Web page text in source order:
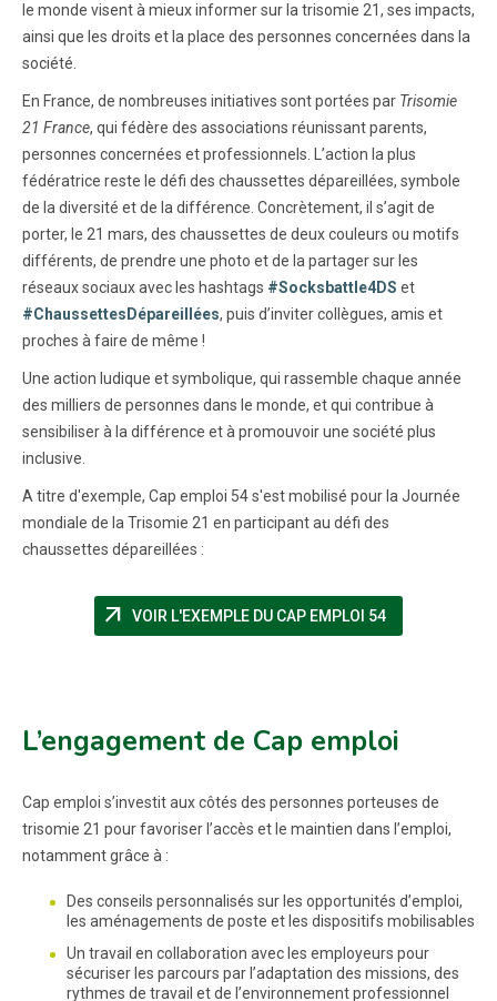
le monde visent à mieux informer sur la trisomie 21, ses impacts,
ainsi que les droits et la place des personnes concernées dans la
société.
En France, de nombreuses initiatives sont portées par Trisomie
21 France, qui fédère des associations réunissant parents,
personnes concernées et professionnels. L’action la plus
fédératrice reste le défi des chaussettes dépareillées, symbole
de la diversité et de la différence. Concrètement, il s’agit de
porter, le 21 mars, des chaussettes de deux couleurs ou motifs
différents, de prendre une photo et de la partager sur les
réseaux sociaux avec les hashtags #Socksbattle4DS et
#ChaussettesDépareillées, puis d’inviter collègues, amis et
proches à faire de même !
Une action ludique et symbolique, qui rassemble chaque année
des milliers de personnes dans le monde, et qui contribue à
sensibiliser à la différence et à promouvoir une société plus
inclusive.
A titre d'exemple, Cap emploi 54 s'est mobilisé pour la Journée
mondiale de la Trisomie 21 en participant au défi des
chaussettes dépareillées :
arrow_outward VOIR L'EXEMPLE DU CAP EMPLOI 54
L’engagement de Cap emploi
Cap emploi s’investit aux côtés des personnes porteuses de
trisomie 21 pour favoriser l’accès et le maintien dans l’emploi,
notamment grâce à :
Des conseils personnalisés sur les opportunités d’emploi,
les aménagements de poste et les dispositifs mobilisables
Un travail en collaboration avec les employeurs pour
sécuriser les parcours par l’adaptation des missions, des
rythmes de travail et de l’environnement professionnel